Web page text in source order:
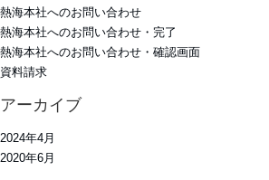
熱海本社へのお問い合わせ
熱海本社へのお問い合わせ・完了
熱海本社へのお問い合わせ・確認画面
資料請求
アーカイブ
2024年4月
2020年6月